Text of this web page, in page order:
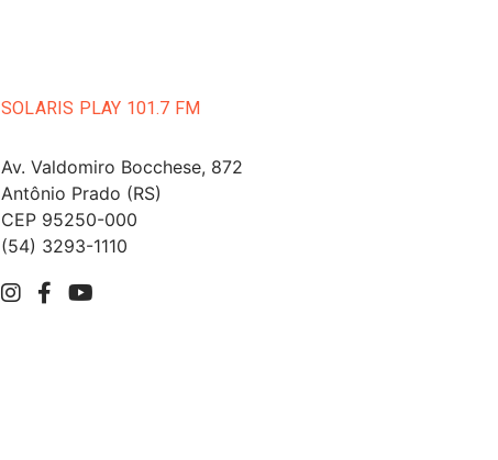
SOLARIS PLAY 101.7 FM
Av. Valdomiro Bocchese, 872
Antônio Prado (RS)
CEP 95250-000
(54) 3293-1110